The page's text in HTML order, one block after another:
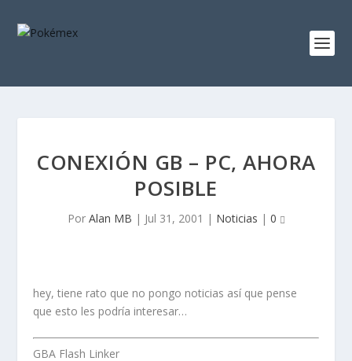
CONEXIÓN GB – PC, AHORA
POSIBLE
Por Alan MB | Jul 31, 2001 | Noticias | 0
hey, tiene rato que no pongo noticias así que pense
que esto les podría interesar…
GBA Flash Linker